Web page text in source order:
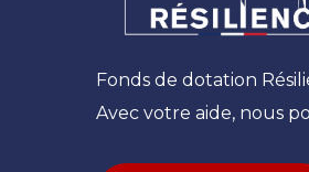
Fonds de dotation
Avec votre aide, nous